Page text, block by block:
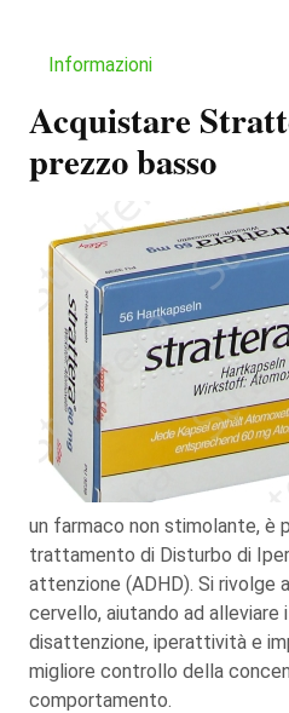
Informazioni
Acquistare
prezzo basso
un farmaco non stimolante, è
trattamento di Disturbo di
attenzione (ADHD). Si rivolge
cervello, aiutando ad alleviare
disattenzione, iperattività e
migliore controllo della
comportamento.